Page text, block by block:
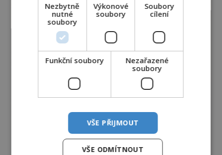
Nezbytně
nutné
soubory
Výkonové
soubory
Soubory
cílení
Funkční soubory
Nezařazené
soubory
VŠE PŘIJMOUT
VŠE ODMÍTNOUT